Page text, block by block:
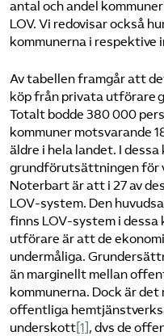
antal och andel
LOV. Vi redovisar också
kommunerna i respektive
Av tabellen framgår att
köp från privata utförare
Totalt bodde 380 000
kommuner motsvarande
äldre i hela landet. I
grundförutsättningen för
Noterbart är att i 27 av
LOV-system. Den
finns LOV-system i dessa
utförare är att de
undermåliga.
än marginellt mellan
kommunerna. Dock är
offentliga
underskott [1] , dvs de